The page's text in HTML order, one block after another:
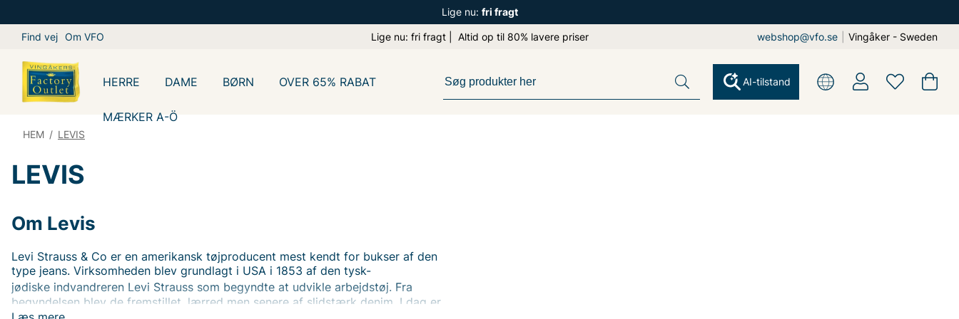
Lige nu: fri fragt
Find vej Om VFO Lige nu: fri fragt | Altid op til 80% lavere priser webshop@vfo.se Vingåker - Sweden
HERRE DAME BØRN OVER 65% RABAT
MÆRKER A-Ö
AI-tilstand
HEM / LEVIS
LEVIS
Om Levis
Levi Strauss & Co er en amerikansk tøjproducent mest kendt for bukser af den
type jeans. Virksomheden blev grundlagt i USA i 1853 af den tysk-
jødiske indvandreren Levi Strauss som begyndte at udvikle arbejdstøj. Fra
begyndelsen blev de fremstillet. lærred men senere af slidstærk denim. I dag er
virksomheden en af verdens største tøjvirksomheder.